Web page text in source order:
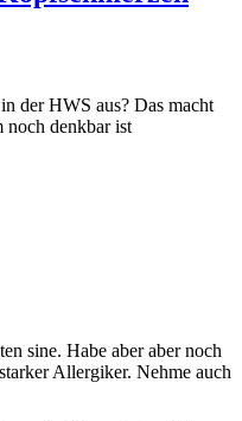
der HWS aus? Das macht
noch denkbar ist
sine. Habe aber aber noch
Allergiker. Nehme auch